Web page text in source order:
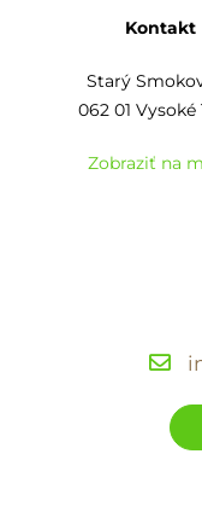
Kontakt
Starý
062 01
Zobraziť na